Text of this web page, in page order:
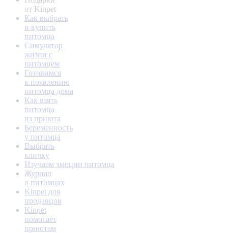
от Kinpet
Как выбрать
и купить
питомца
Симулятор
жизни с
питомцем
Готовимся
к появлению
питомца дома
Как взять
питомца
из приюта
Беременность
у питомца
Выбрать
кличку
Изучаем эмоции питомца
Журнал
о питомцах
Kinpet для
продавцов
Kinpet
помогает
приютам